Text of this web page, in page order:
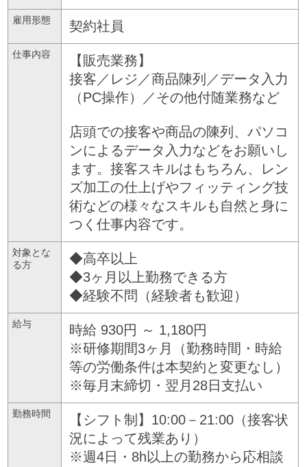
雇用形態 契約社員
仕事内容
【販売業務】
接客／レジ／商品陳列／データ入力
（PC操作）／その他付随業務など
店頭での接客や商品の陳列、パソコ
ンによるデータ入力などをお願いし
ます。接客スキルはもちろん、レン
ズ加工の仕上げやフィッティング技
術などの様々なスキルも自然と身に
つく仕事内容です。
対象とな
る方
◆高卒以上
◆3ヶ月以上勤務できる方
◆経験不問（経験者も歓迎）
給与
時給 930円 ～ 1,180円
※研修期間3ヶ月（勤務時間・時給
等の労働条件は本契約と変更なし）
※毎月末締切・翌月28日支払い
勤務時間
【シフト制】10:00－21:00（接客状
況によって残業あり）
※週4日・8h以上の勤務から応相談